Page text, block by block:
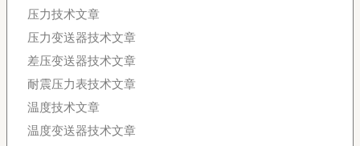
压力技术文章
压力变送器技术文章
差压变送器技术文章
耐震压力表技术文章
温度技术文章
温度变送器技术文章